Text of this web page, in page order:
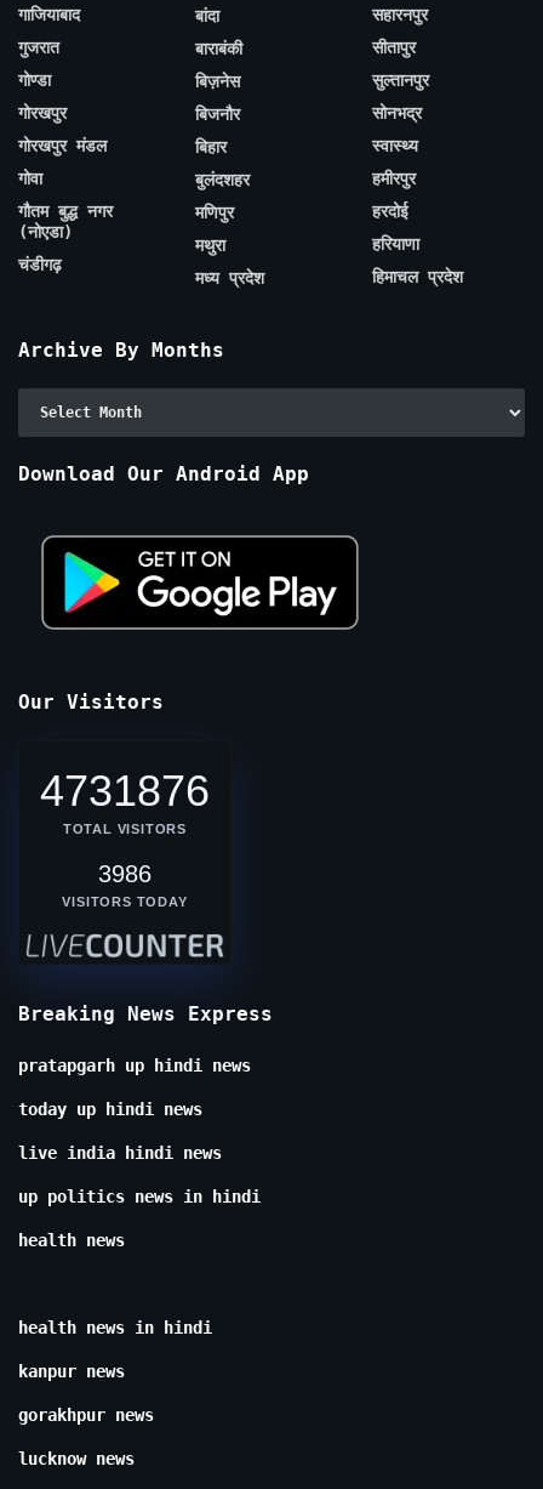
गाजियाबाद
गुजरात
गोण्डा
गोरखपुर
गोरखपुर मंडल
गोवा
गौतम बुद्ध नगर
(नोएडा)
चंडीगढ़
बांदा
बाराबंकी
बिज़नेस
बिजनौर
बिहार
बुलंदशहर
मणिपुर
मथुरा
मध्य प्रदेश
सहारनपुर
सीतापुर
सुल्तानपुर
सोनभद्र
स्वास्थ्य
हमीरपुर
हरदोई
हरियाणा
हिमाचल प्रदेश
Archive By Months
Download Our Android App
Our Visitors
4731876
TOTAL VISITORS
3986
VISITORS TODAY
Breaking News Express
pratapgarh up hindi news
today up hindi news
live india hindi news
up politics news in hindi
health news
health news in hindi
kanpur news
gorakhpur news
lucknow news